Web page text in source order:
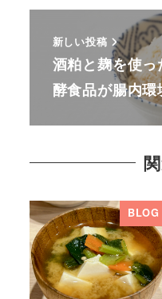
新しい投稿
酒粕と麹を使
酵食品が腸内
BLOG